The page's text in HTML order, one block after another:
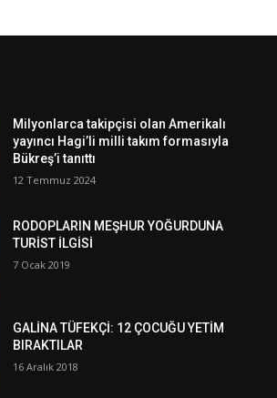
Milyonlarca takipçisi olan Amerikalı
yayıncı Hagi’li milli takım formasıyla
Bükreş’i tanıttı
12 Temmuz 2024
RODOPLARIN MEŞHUR YOĞURDUNA
TURİST İLGİSİ
7 Ocak 2019
GALİNA TÜFEKÇİ: 12 ÇOCUĞU YETİM
BIRAKTILAR
16 Aralık 2018